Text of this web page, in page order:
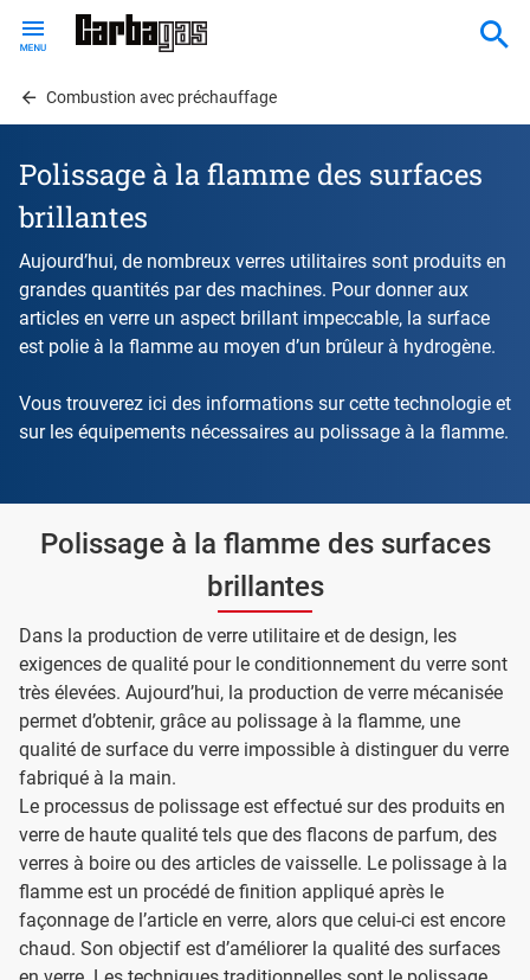
contentCombustion avec préchauffage
Polissage à la flamme des surfaces
brillantes
Aujourd’hui, de nombreux verres utilitaires sont produits en
grandes quantités par des machines. Pour donner aux
articles en verre un aspect brillant impeccable, la surface
est polie à la flamme au moyen d’un brûleur à hydrogène.
Vous trouverez ici des informations sur cette technologie et
sur les équipements nécessaires au polissage à la flamme.
Polissage à la flamme des surfaces
brillantes
Dans la production de verre utilitaire et de design, les
exigences de qualité pour le conditionnement du verre sont
très élevées. Aujourd’hui, la production de verre mécanisée
permet d’obtenir, grâce au polissage à la flamme, une
qualité de surface du verre impossible à distinguer du verre
fabriqué à la main.
Le processus de polissage est effectué sur des produits en
verre de haute qualité tels que des flacons de parfum, des
verres à boire ou des articles de vaisselle. Le polissage à la
flamme est un procédé de finition appliqué après le
façonnage de l’article en verre, alors que celui-ci est encore
chaud. Son objectif est d’améliorer la qualité des surfaces